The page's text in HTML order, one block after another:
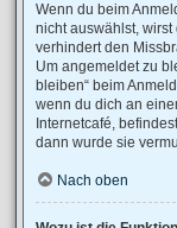
Wenn du beim
nicht auswählst,
verhindert den
Um angemeldet zu
bleiben“ beim
wenn du dich an
Internetcafé,
dann wurde sie
Nach oben